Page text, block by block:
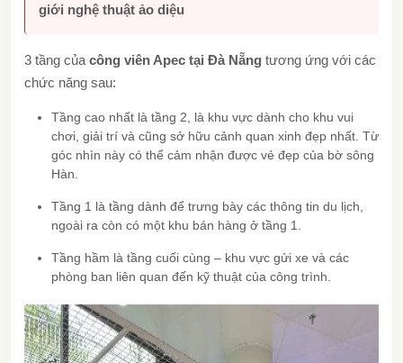
giới nghệ thuật ảo diệu
3 tầng của công viên Apec tại Đà Nẵng tương ứng với các
chức năng sau:
Tầng cao nhất là tầng 2, là khu vực dành cho khu vui
chơi, giải trí và cũng sở hữu cảnh quan xinh đẹp nhất. Từ
góc nhìn này có thể cảm nhận được vẻ đẹp của bờ sông
Hàn.
Tầng 1 là tầng dành để trưng bày các thông tin du lịch,
ngoài ra còn có một khu bán hàng ở tầng 1.
Tầng hầm là tầng cuối cùng – khu vực gửi xe và các
phòng ban liên quan đến kỹ thuật của công trình.